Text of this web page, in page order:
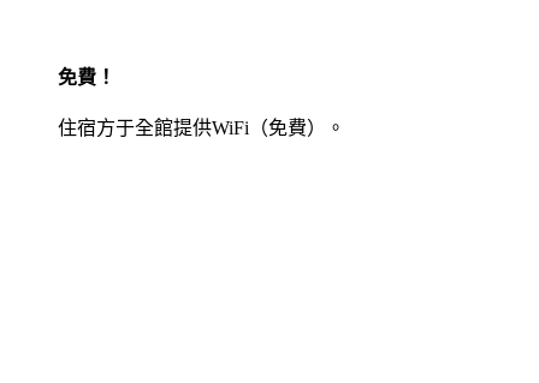
免費！
住宿方于全館提供WiFi（免費）。